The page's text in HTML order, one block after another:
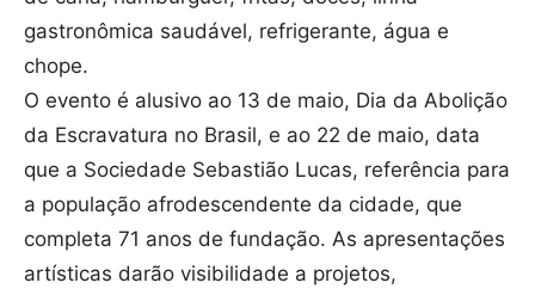
gastronômica saudável, refrigerante, água e
chope.
O evento é alusivo ao 13 de maio, Dia da Abolição
da Escravatura no Brasil, e ao 22 de maio, data
que a Sociedade Sebastião Lucas, referência para
a população afrodescendente da cidade, que
completa 71 anos de fundação. As apresentações
artísticas darão visibilidade a projetos,